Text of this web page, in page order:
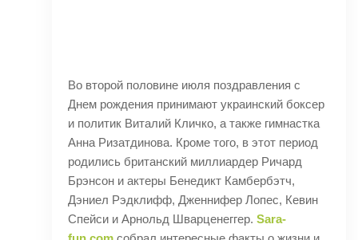
Во второй половине июля поздравления с
Днем рождения принимают украинский боксер
и политик Виталий Кличко, а также гимнастка
Анна Ризатдинова. Кроме того, в этот период
родились британский миллиардер Ричард
Брэнсон и актеры Бенедикт Камбербэтч,
Дэниел Рэдклифф, Дженнифер Лопес, Кевин
Спейси и Арнольд Шварценеггер. Sara-